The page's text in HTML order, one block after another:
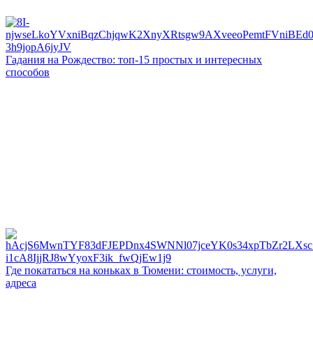
Гадания на Рождество: топ-15 простых и интересных
способов
Где покататься на коньках в Тюмени: стоимость, услуги,
адреса